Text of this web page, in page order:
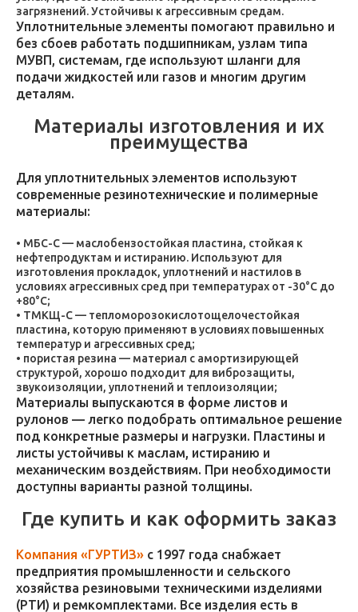
загрязнений. Устойчивы к агрессивным средам.
Уплотнительные элементы помогают правильно и
без сбоев работать подшипникам, узлам типа
МУВП, системам, где используют шланги для
подачи жидкостей или газов и многим другим
деталям.
Материалы изготовления и их
преимущества
Для уплотнительных элементов используют
современные резинотехнические и полимерные
материалы:
МБС-С — маслобензостойкая пластина, стойкая к
нефтепродуктам и истиранию. Используют для
изготовления прокладок, уплотнений и настилов в
условиях агрессивных сред при температурах от -30°C до
+80°C;
ТМКЩ-С — тепломорозокислотощелочестойкая
пластина, которую применяют в условиях повышенных
температур и агрессивных сред;
пористая резина — материал с амортизирующей
структурой, хорошо подходит для виброзащиты,
звукоизоляции, уплотнений и теплоизоляции;
Материалы выпускаются в форме листов и
рулонов — легко подобрать оптимальное решение
под конкретные размеры и нагрузки. Пластины и
листы устойчивы к маслам, истиранию и
механическим воздействиям. При необходимости
доступны варианты разной толщины.
Где купить и как оформить заказ
Компания «ГУРТИЗ» с 1997 года снабжает
предприятия промышленности и сельского
хозяйства резиновыми техническими изделиями
(РТИ) и ремкомплектами. Все изделия есть в